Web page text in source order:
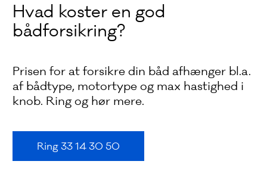
Hvad koster en god
bådforsikring?
Prisen for at forsikre din båd afhænger bl.a.
af bådtype, motortype og max hastighed i
knob. Ring og hør mere.
Ring 33 14 30 50